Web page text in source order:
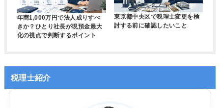
年商1,000万円で法人成りすべ
きか？ひとり社長が現預金最大
化の視点で判断するポイント
東京都中央区で税理士変更を検
討する前に確認したいこと
税理士紹介